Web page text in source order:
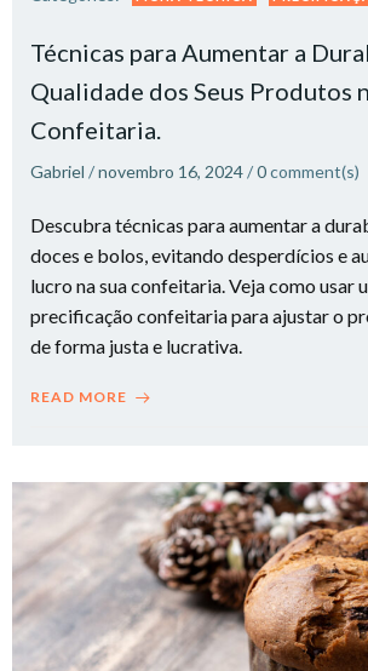
Técnicas para Aumentar a
Qualidade dos Seus Produtos
Confeitaria.​
Gabriel /novembro 16, 2024/0comment(s)
Descubra técnicas para aumentar a
doces e bolos, evitando desperdícios e
lucro na sua confeitaria. Veja como usar
precificação confeitaria para ajustar o
de forma justa e lucrativa.
READ MORE